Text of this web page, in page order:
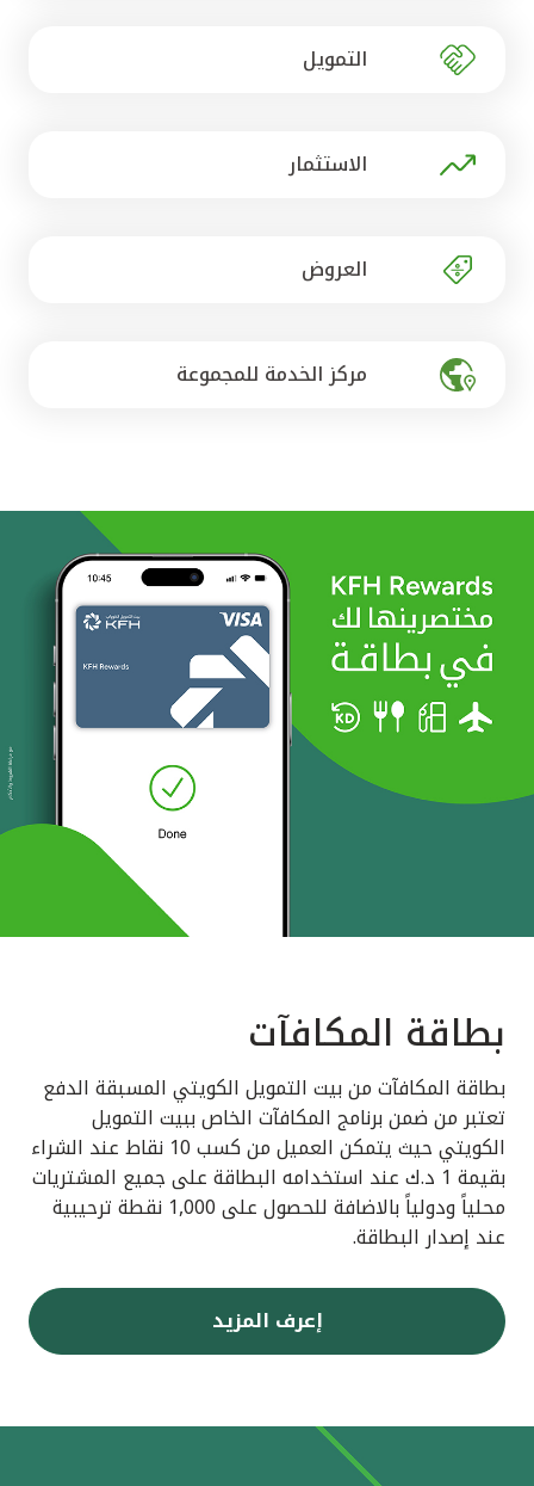
مصر
التمويل
الاستثمار
العروض
مركز الخدمة للمجموعة
بطاقة المكافآت
بطاقة المكافآت من بيت التمويل الكويتي المسبقة الدفع
تعتبر من ضمن برنامج المكافآت الخاص ببيت التمويل
الكويتي حيث يتمكن العميل من كسب 10 نقاط عند الشراء
بقيمة 1 د.ك عند استخدامه البطاقة على جميع المشتريات
محلياً ودولياً بالاضافة للحصول على 1,000 نقطة ترحيبية
عند إصدار البطاقة.
إعرف المزيد